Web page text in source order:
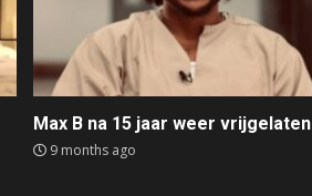
Max B na 15 jaar weer vrijgelaten
9 months ago